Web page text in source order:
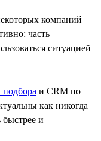
компаний
часть
ситуацией
подбора и CRM по
как никогда
и